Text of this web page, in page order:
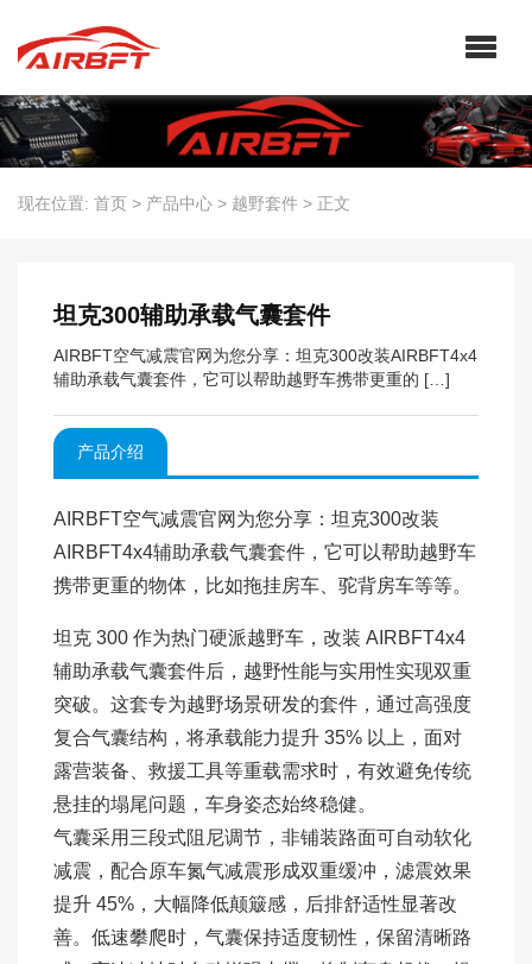
现在位置: 首页 > 产品中心 > 越野套件 > 正文
坦克300辅助承载气囊套件
AIRBFT空气减震官网为您分享：坦克300改装AIRBFT4x4
辅助承载气囊套件，它可以帮助越野车携带更重的 […]
产品介绍
AIRBFT空气减震官网为您分享：坦克300改装
AIRBFT4x4辅助承载气囊套件，它可以帮助越野车
携带更重的物体，比如拖挂房车、驼背房车等等。
坦克 300 作为热门硬派越野车，改装 AIRBFT4x4
辅助承载气囊套件后，越野性能与实用性实现双重
突破。这套专为越野场景研发的套件，通过高强度
复合气囊结构，将承载能力提升 35% 以上，面对
露营装备、救援工具等重载需求时，有效避免传统
悬挂的塌尾问题，车身姿态始终稳健。
气囊采用三段式阻尼调节，非铺装路面可自动软化
减震，配合原车氮气减震形成双重缓冲，滤震效果
提升 45%，大幅降低颠簸感，后排舒适性显著改
善。低速攀爬时，气囊保持适度韧性，保留清晰路